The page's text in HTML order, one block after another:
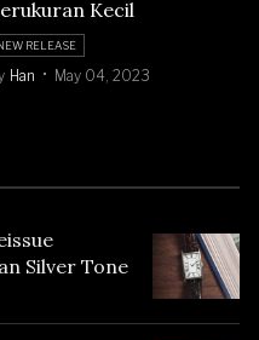
Kecil
RELEASE
Han May 04, 2023
Silver Tone